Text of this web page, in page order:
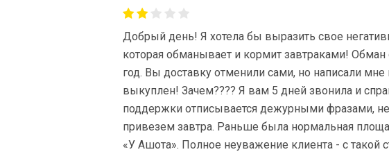
Добрый день! Я хотела бы выразить свое
которая обманывает и кормит завтраками! Обман
год. Вы доставку отменили сами, но написали
выкуплен! Зачем???? Я вам 5 дней звонила и
поддержки отписывается дежурными фразами,
привезем завтра. Раньше была нормальная
«У Ашота». Полное неуважение клиента - с такой